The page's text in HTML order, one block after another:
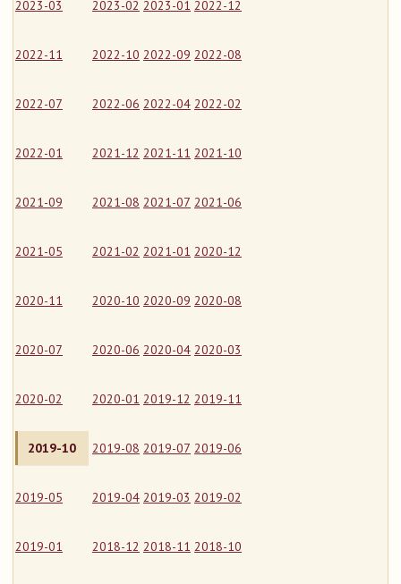
2023-03 2023-02 2023-01 2022-12
2022-11 2022-10 2022-09 2022-08
2022-07 2022-06 2022-04 2022-02
2022-01 2021-12 2021-11 2021-10
2021-09 2021-08 2021-07 2021-06
2021-05 2021-02 2021-01 2020-12
2020-11 2020-10 2020-09 2020-08
2020-07 2020-06 2020-04 2020-03
2020-02 2020-01 2019-12 2019-11
2019-10 2019-08 2019-07 2019-06
2019-05 2019-04 2019-03 2019-02
2019-01 2018-12 2018-11 2018-10